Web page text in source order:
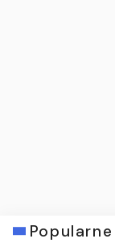
Popularne